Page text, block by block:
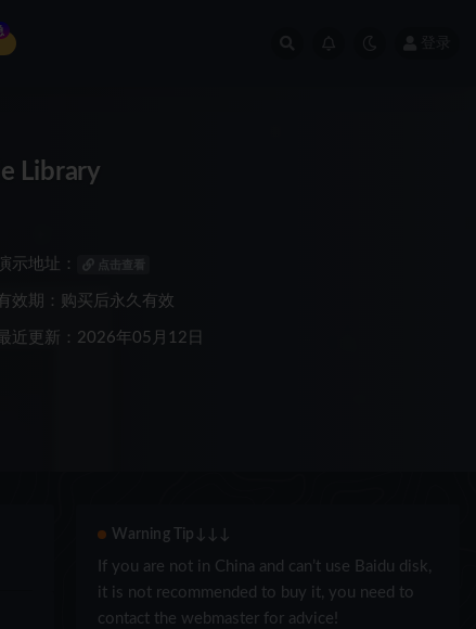
Library
示地址： 点击查看
效期：购买后永久有效
近更新：2026年05月12日
Warning Tip↓↓↓
If you are not in China and can’t use Baidu disk,
it is not recommended to buy it, you need to
contact the webmaster for advice!